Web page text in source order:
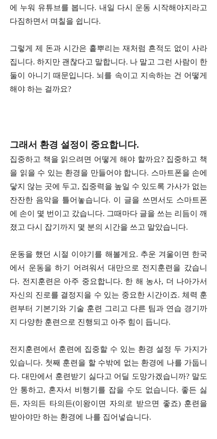
에 누워 유튜브를 봅니다. 내일 다시 운동 시작해야지라고
다짐하면서 며칠을 쉽니다.
그렇게 제 돈과 시간은 흩뿌리는 재처럼 흔적도 없이 사라
집니다. 하지만 괜찮다고 말합니다. 나 말고 그런 사람이 한
둘이 아니기 때문입니다. 뇌를 속이고 지속하는 건 어떻게
해야 하는 걸까요?
그래서 환경 설정이 중요합니다.
집중하고 책을 읽으려면 어떻게 해야 할까요? 집중하고 책
을 읽을 수 있는 환경을 만들어야 합니다. 스마트폰을 손에
닿지 않는 곳에 두고, 집중력을 높일 수 있도록 가사가 없는
잔잔한 음악을 틀어놓습니다. 이 글을 쓰면서도 스마트폰
에 손이 몇 번이고 갔습니다. 그때마다 글을 쓰는 리듬이 깨
졌고 다시 잡기까지 몇 분의 시간을 쓰고 말았습니다.
운동을 했던 시절 이야기를 해볼게요. 추운 겨울이면 한국
에서 운동을 하기 어려워서 대만으로 전지훈련을 갔습니
다. 전지훈련은 아주 중요합니다. 한 해 농사, 더 나아가서
자신의 진로를 결정지을 수 있는 중요한 시간이죠. 체력 훈
련부터 기본기와 기술 훈련 그리고 다른 팀과 연습 경기까
지 다양한 훈련으로 진행되고 아주 힘이 듭니다.
전지훈련에서 훈련에 집중할 수 있는 환경 설정 두 가지가
있습니다. 첫째 훈련을 할 수밖에 없는 환경에 나를 가둡니
다. 대만에서 훈련받기 싫다고 어딜 도망가겠습니까? 말도
안 통하고, 혼자서 비행기를 잡을 수도 없습니다. 좋든 싫
든, 자의든 타의든(이왕이면 자의로 받으면 좋죠) 훈련을
받아야만 하는 환경에 나를 집어넣습니다.